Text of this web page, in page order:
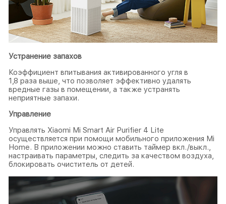
Устранение запахов
Коэффициент впитывания активированного угля в
1,8 раза выше, что позволяет эффективно удалять
вредные газы в помещении, а также устранять
неприятные запахи.
Управление
Управлять Xiaomi Mi Smart Air Purifier 4 Lite
осуществляется при помощи мобильного приложения Mi
Home. В приложении можно ставить таймер вкл./выкл.,
настраивать параметры, следить за качеством воздуха,
блокировать очиститель от детей.